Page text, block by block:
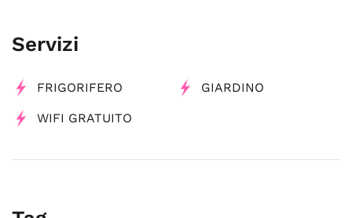
Servizi
FRIGORIFERO GIARDINO
WIFI GRATUITO